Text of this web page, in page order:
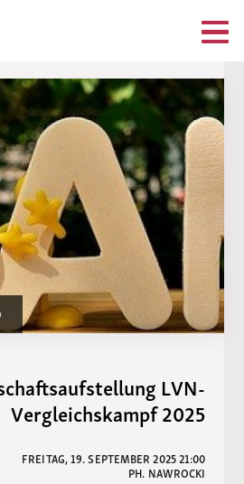
LVN-
Vergleichskampf 2025
FREITAG, 19. SEPTEMBER 2025 21:00
PH. NAWROCKI